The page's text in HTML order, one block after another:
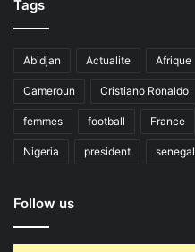
Tags
Abidjan Actualite Afrique
Cameroun Cristiano Ronaldo
femmes football France
Nigeria president senegal
Follow us